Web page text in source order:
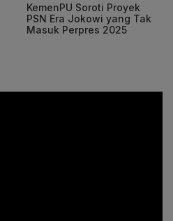
KemenPU Soroti Proyek
PSN Era Jokowi yang Tak
Masuk Perpres 2025